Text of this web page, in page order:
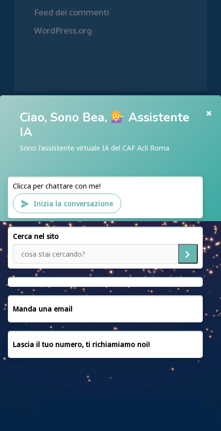
Feed dei commenti
WordPress.org
HOME
CHI SIAMO
ACLI RIETI
CAF ACLI ROMA
PATRONATO ACLI ROMA
SEDI
SERVIZI
NOTIZIE
EMERGENZA UCRAINA
CONVENZIONI
CONTATTACI
PRIVACY POLICY
Ciao, Sono Bea,
Assistente
IA
Sono l'assistente virtuale IA del CAF Acli Roma
Clicca per chattare con me!
Inizia la conversazione
Cerca nel sito
Manda una email
Lascia il tuo numero, ti richiamiamo noi!